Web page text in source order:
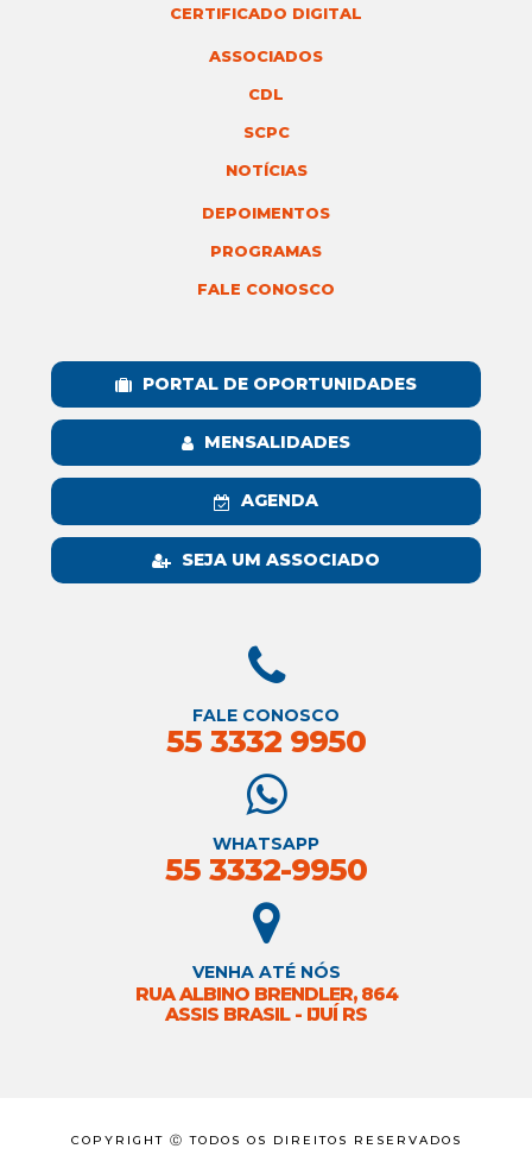
CERTIFICADO DIGITAL
ASSOCIADOS
CDL
SCPC
NOTÍCIAS
DEPOIMENTOS
PROGRAMAS
FALE CONOSCO
PORTAL DE OPORTUNIDADES
MENSALIDADES
AGENDA
SEJA UM ASSOCIADO
FALE CONOSCO
55 3332 9950
WHATSAPP
55 3332-9950
VENHA ATÉ NÓS
RUA ALBINO BRENDLER, 864
ASSIS BRASIL - IJUÍ RS
COPYRIGHT Ⓒ TODOS OS DIREITOS RESERVADOS